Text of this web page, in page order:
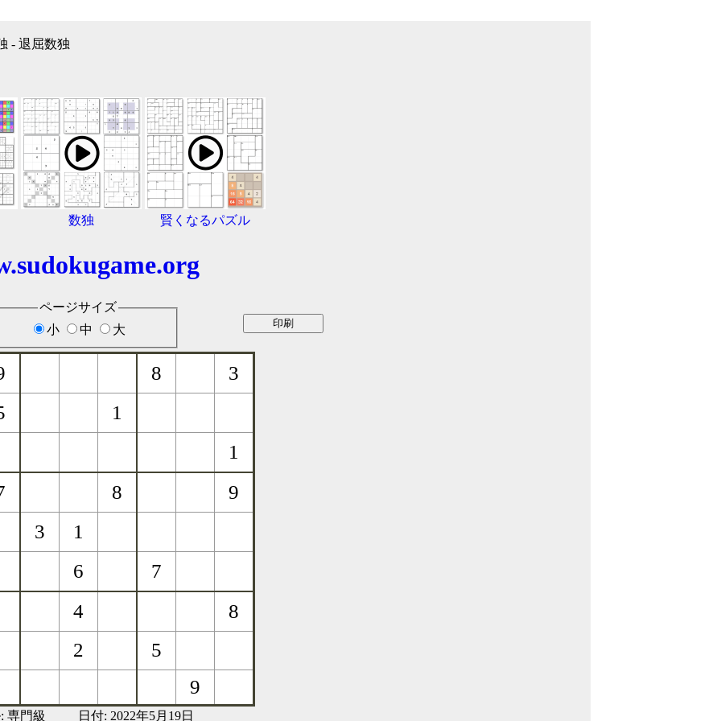
- 退屈数独
数独 賢くなるパズル
ページサイズ
小
中 大
専門級 日付: 2022年5月19日